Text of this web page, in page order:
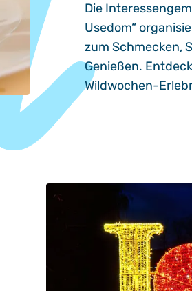
Die
Usedom“
zum Schmecken,
Genießen.
Wildwochen-